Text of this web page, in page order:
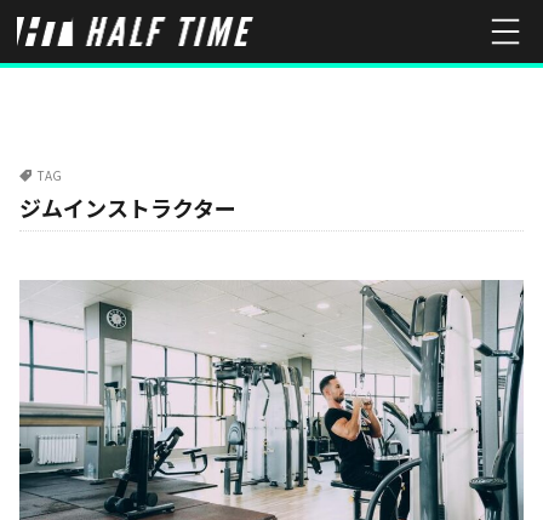
TAG
ジムインストラクター